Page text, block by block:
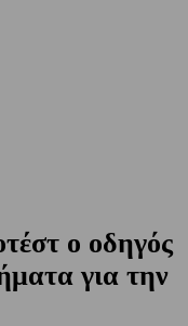
ο οδηγός
για την